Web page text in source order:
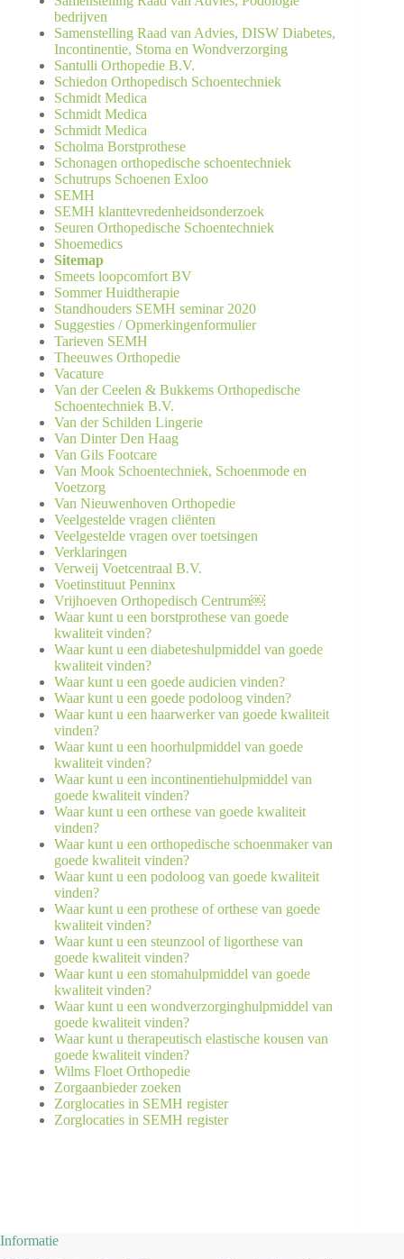
bedrijven
Samenstelling Raad van Advies, DISW Diabetes,
Incontinentie, Stoma en Wondverzorging
Santulli Orthopedie B.V.
Schiedon Orthopedisch Schoentechniek
Schmidt Medica
Schmidt Medica
Schmidt Medica
Scholma Borstprothese
Schonagen orthopedische schoentechniek
Schutrups Schoenen Exloo
SEMH
SEMH klanttevredenheidsonderzoek
Seuren Orthopedische Schoentechniek
Shoemedics
Sitemap
Smeets loopcomfort BV
Sommer Huidtherapie
Standhouders SEMH seminar 2020
Suggesties / Opmerkingenformulier
Tarieven SEMH
Theeuwes Orthopedie
Vacature
Van der Ceelen & Bukkems Orthopedische
Schoentechniek B.V.
Van der Schilden Lingerie
Van Dinter Den Haag
Van Gils Footcare
Van Mook Schoentechniek, Schoenmode en
Voetzorg
Van Nieuwenhoven Orthopedie
Veelgestelde vragen cliënten
Veelgestelde vragen over toetsingen
Verklaringen
Verweij Voetcentraal B.V.
Voetinstituut Penninx
Vrijhoeven Orthopedisch Centrum￼
Waar kunt u een borstprothese van goede
kwaliteit vinden?
Waar kunt u een diabeteshulpmiddel van goede
kwaliteit vinden?
Waar kunt u een goede audicien vinden?
Waar kunt u een goede podoloog vinden?
Waar kunt u een haarwerker van goede kwaliteit
vinden?
Waar kunt u een hoorhulpmiddel van goede
kwaliteit vinden?
Waar kunt u een incontinentiehulpmiddel van
goede kwaliteit vinden?
Waar kunt u een orthese van goede kwaliteit
vinden?
Waar kunt u een orthopedische schoenmaker van
goede kwaliteit vinden?
Waar kunt u een podoloog van goede kwaliteit
vinden?
Waar kunt u een prothese of orthese van goede
kwaliteit vinden?
Waar kunt u een steunzool of ligorthese van
goede kwaliteit vinden?
Waar kunt u een stomahulpmiddel van goede
kwaliteit vinden?
Waar kunt u een wondverzorginghulpmiddel van
goede kwaliteit vinden?
Waar kunt u therapeutisch elastische kousen van
goede kwaliteit vinden?
Wilms Floet Orthopedie
Zorgaanbieder zoeken
Zorglocaties in SEMH register
Zorglocaties in SEMH register
Informatie